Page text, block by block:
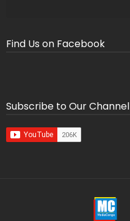
Find Us on Facebook
Subscribe to Our Channel